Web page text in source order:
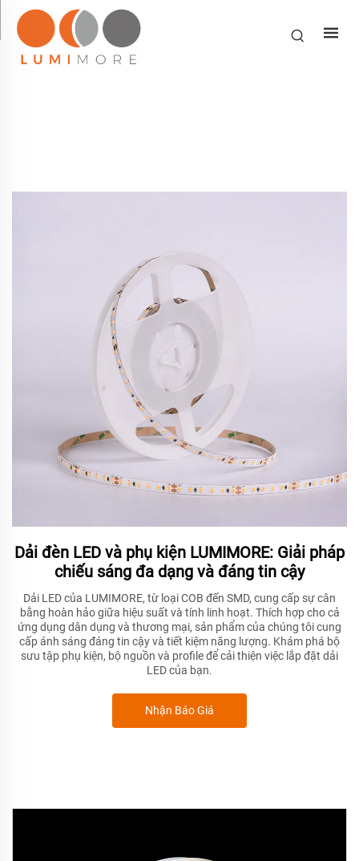
Dải đèn LED và phụ kiện LUMIMORE: Giải pháp
chiếu sáng đa dạng và đáng tin cậy
Dải LED của LUMIMORE, từ loại COB đến SMD, cung cấp sự cân
bằng hoàn hảo giữa hiệu suất và tính linh hoạt. Thích hợp cho cả
ứng dụng dân dụng và thương mại, sản phẩm của chúng tôi cung
cấp ánh sáng đáng tin cậy và tiết kiệm năng lượng. Khám phá bộ
sưu tập phụ kiện, bộ nguồn và profile để cải thiện việc lắp đặt dải
LED của bạn.
Nhận Báo Giá